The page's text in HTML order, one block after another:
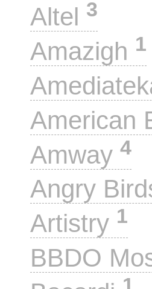
Altel 3
Amazigh 1
American
Amway 4
Angry
Artistry 1
BBDO